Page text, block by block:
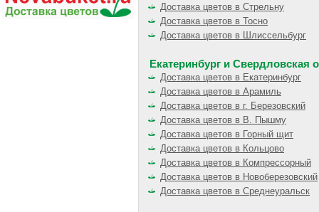
Доставка цветов в Стрельну
Доставка цветов в Тосно
Доставка цветов в Шлиссельбург
Екатеринбург и Свердловская
Доставка цветов в Екатеринбург
Доставка цветов в Арамиль
Доставка цветов в г. Березовский
Доставка цветов в В. Пышму
Доставка цветов в Горный щит
Доставка цветов в Кольцово
Доставка цветов в Компрессорный
Доставка цветов в Новоберезовский
Доставка цветов в Среднеуральск